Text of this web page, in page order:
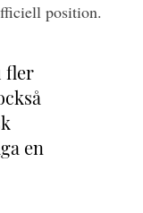
position.
fler
en